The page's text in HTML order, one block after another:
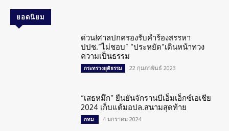
ยอดนิยม
ด่วน!ศาลปกครองรับคำร้องสรรหา
ปปช.”ไม่ชอบ” “ประหยัด”เดินหน้าทวง
ความเป็นธรรม
กระทรวงยุติธรรม 22 กุมภาพันธ์ 2023
“เสธหมึก” ยืนยันจักรานบีเอ็มเอ็กซ์เอเชีย
2024 เก็บแต้มอปล.สนามสุดท้าย
กทม. 4 มกราคม 2024